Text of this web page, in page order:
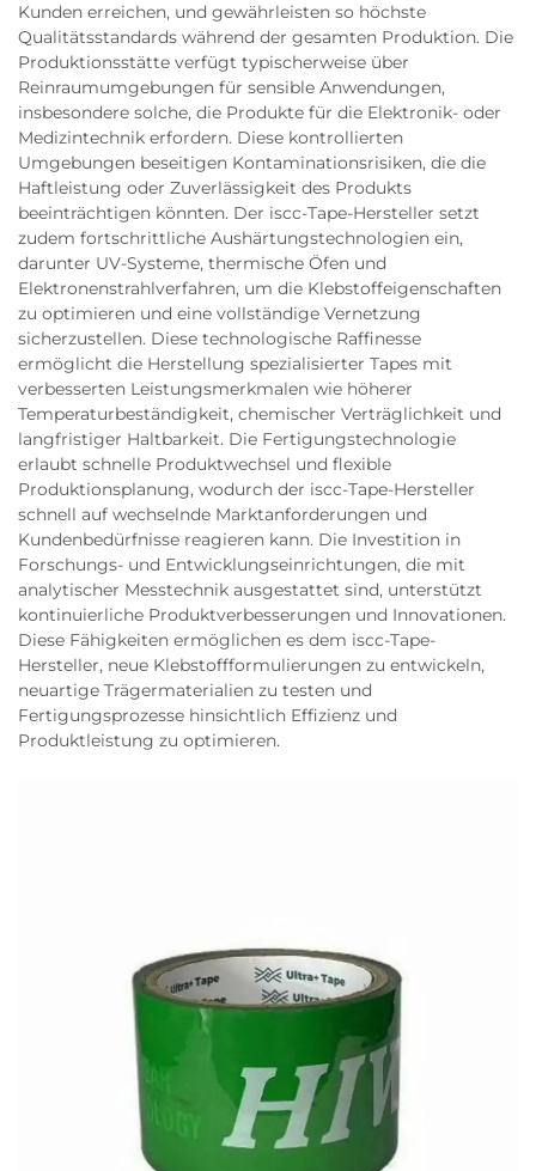
Kunden erreichen, und gewährleisten so höchste
Qualitätsstandards während der gesamten Produktion. Die
Produktionsstätte verfügt typischerweise über
Reinraumumgebungen für sensible Anwendungen,
insbesondere solche, die Produkte für die Elektronik- oder
Medizintechnik erfordern. Diese kontrollierten
Umgebungen beseitigen Kontaminationsrisiken, die die
Haftleistung oder Zuverlässigkeit des Produkts
beeinträchtigen könnten. Der iscc-Tape-Hersteller setzt
zudem fortschrittliche Aushärtungstechnologien ein,
darunter UV-Systeme, thermische Öfen und
Elektronenstrahlverfahren, um die Klebstoffeigenschaften
zu optimieren und eine vollständige Vernetzung
sicherzustellen. Diese technologische Raffinesse
ermöglicht die Herstellung spezialisierter Tapes mit
verbesserten Leistungsmerkmalen wie höherer
Temperaturbeständigkeit, chemischer Verträglichkeit und
langfristiger Haltbarkeit. Die Fertigungstechnologie
erlaubt schnelle Produktwechsel und flexible
Produktionsplanung, wodurch der iscc-Tape-Hersteller
schnell auf wechselnde Marktanforderungen und
Kundenbedürfnisse reagieren kann. Die Investition in
Forschungs- und Entwicklungseinrichtungen, die mit
analytischer Messtechnik ausgestattet sind, unterstützt
kontinuierliche Produktverbesserungen und Innovationen.
Diese Fähigkeiten ermöglichen es dem iscc-Tape-
Hersteller, neue Klebstoffformulierungen zu entwickeln,
neuartige Trägermaterialien zu testen und
Fertigungsprozesse hinsichtlich Effizienz und
Produktleistung zu optimieren.